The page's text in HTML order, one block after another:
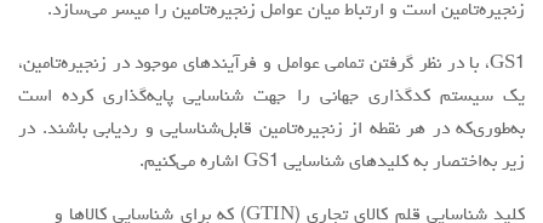
زنجیره‌تامین است و ارتباط ميان عوامل زنجیره‌تامین را ميسر مي‌سازد.
GS1، با در نظر گرفتن تمامي عوامل و فرآيندهاي موجود در زنجیره‌تامین،
يك سيستم كدگذاري جهاني را جهت شناسايي پايه‌گذاري كرده است
به‌طوری‌که در هر نقطه از زنجیره‌تامین قابل‌شناسایی و رديابي باشند. در
زير به‌اختصار به كليدهاي شناسايي GS1 اشاره مي‌كنيم.
كليد شناسايي قلم كالاي تجاري (GTIN) كه براي شناسايي كالاها و